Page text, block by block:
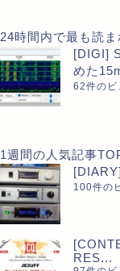
24時間内で最も読
[DIGI]
めた
62件のビ
1週間の人気記事
100件の
RES...